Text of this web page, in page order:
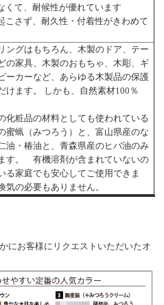
て、耐候性が優れています
さず、耐久性・付着性がきわめて
ングはもちろん、木製のドア、テー
の家具、木製のおもちゃ、木彫、ギ
ーカーなど、あらゆる木製品の保護
けます。 しかも、自然素材100％
化粧品の材料としても使われている
蜜蝋（みつろう）と、富山県産のな
油・椿油と、青森県産のヒバ油のみ
す。 有機溶剤が含まれていないの
る家庭でも安心してご使用できま
気の必要もありません。
にお客様にリクエストいただいたオ